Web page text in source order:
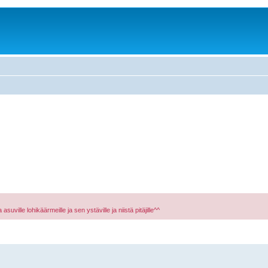
lohikäärmeille ja sen ystäville ja niistä pitäjille^^